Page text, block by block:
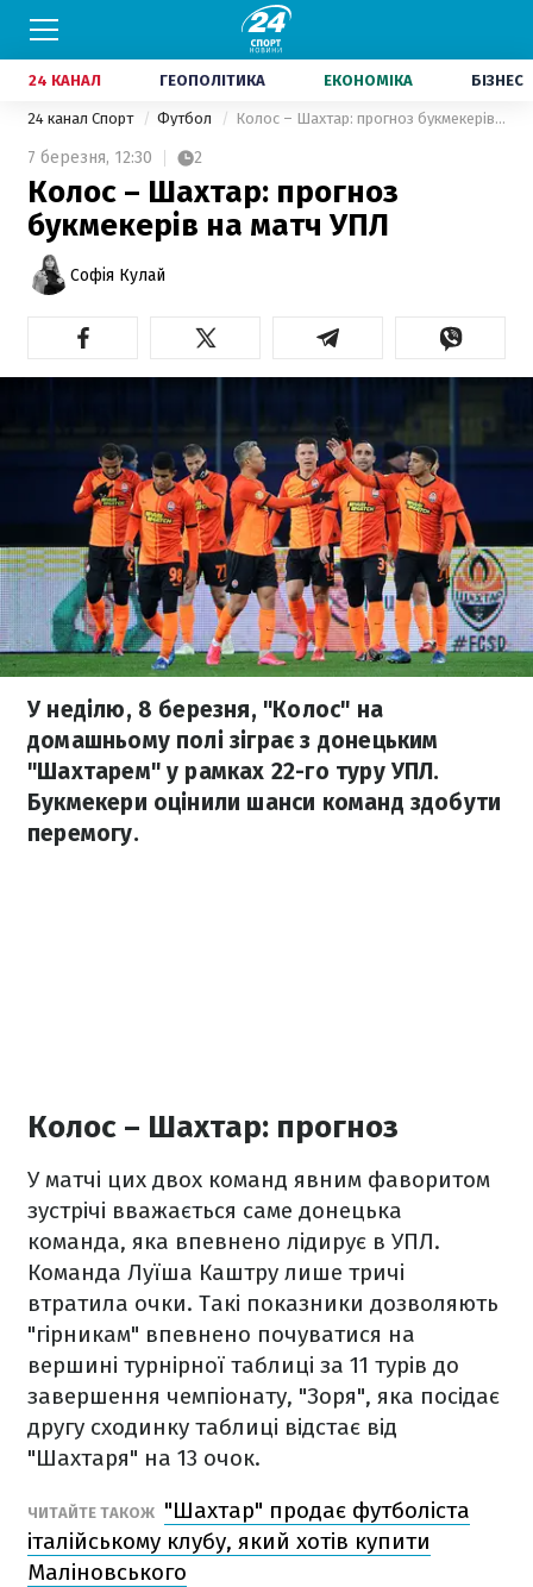
24 КАНАЛ ГЕОПОЛІТИКА ЕКОНОМІКА БІЗНЕС
24 канал Спорт Футбол Колос – Шахтар: прогноз букмекерів на матч УПЛ
7 березня, 12:30 2
Колос – Шахтар: прогноз
букмекерів на матч УПЛ
Софія Кулай
У неділю, 8 березня, "Колос" на
домашньому полі зіграє з донецьким
"Шахтарем" у рамках 22-го туру УПЛ.
Букмекери оцінили шанси команд здобути
перемогу.
Колос – Шахтар: прогноз
У матчі цих двох команд явним фаворитом
зустрічі вважається саме донецька
команда, яка впевнено лідирує в УПЛ.
Команда Луїша Каштру лише тричі
втратила очки. Такі показники дозволяють
"гірникам" впевнено почуватися на
вершині турнірної таблиці за 11 турів до
завершення чемпіонату, "Зоря", яка посідає
другу сходинку таблиці відстає від
"Шахтаря" на 13 очок.
ЧИТАЙТЕ ТАКОЖ "Шахтар" продає футболіста
італійському клубу, який хотів купити
Маліновського